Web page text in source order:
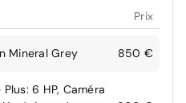
Prix
Mineral Grey 850 €
6 HP, Caméra